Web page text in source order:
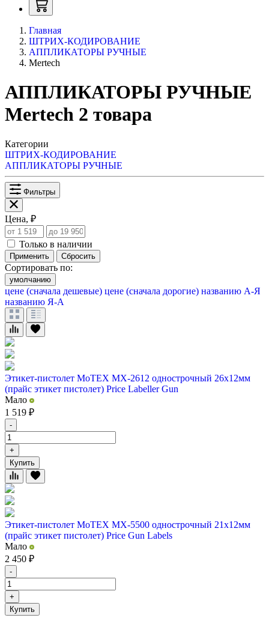
Главная
ШТРИХ-КОДИРОВАНИЕ
АППЛИКАТОРЫ РУЧНЫЕ
Mertech
АППЛИКАТОРЫ РУЧНЫЕ
Mertech 2 товара
Категории
ШТРИХ-КОДИРОВАНИЕ
АППЛИКАТОРЫ РУЧНЫЕ
Фильтры
Цена, ₽
Только в наличии
Применить Сбросить
Сортировать по:
умолчанию
цене (сначала дешевые) цене (сначала дорогие) названию А-Я
названию Я-А
Этикет-пистолет MoTEX MX-2612 однострочный 26х12мм
(прайс этикет пистолет) Price Labeller Gun
Мало
1 519 ₽
-
+
Купить
Этикет-пистолет MoTEX MX-5500 однострочный 21х12мм
(прайс этикет пистолет) Price Gun Labels
Мало
2 450 ₽
-
+
Купить